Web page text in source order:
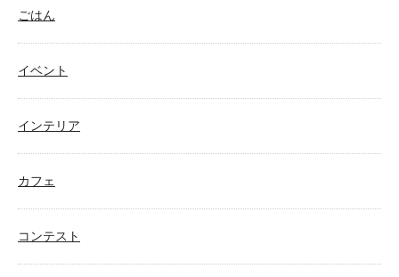
ごはん
イベント
インテリア
カフェ
コンテスト